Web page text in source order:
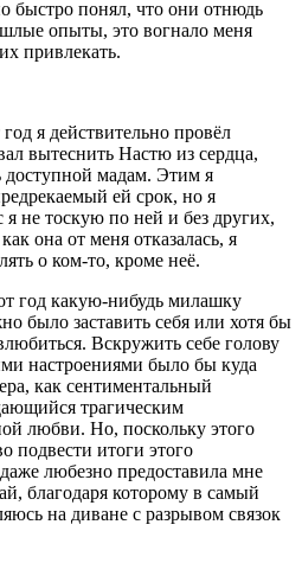
быстро понял, что они отнюдь
опыты, это вогнало меня
привлекать.
я действительно провёл
вытеснить Настю из сердца,
доступной мадам. Этим я
ей срок, но я
я не тоскую по ней и без других,
она от меня отказалась, я
о ком-то, кроме неё.
год какую-нибудь милашку
было заставить себя или хотя бы
Вскружить себе голову
настроениями было бы куда
как сентиментальный
трагическим
любви. Но, поскольку этого
подвести итоги этого
любезно предоставила мне
благодаря которому в самый
на диване с разрывом связок